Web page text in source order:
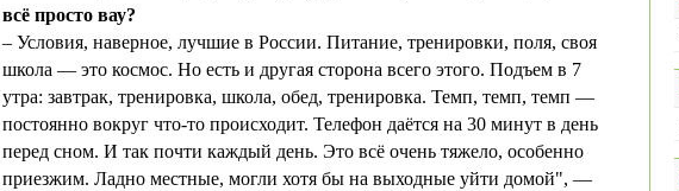
всё просто вау?
– Условия, наверное, лучшие в России. Питание, тренировки, поля, своя
школа — это космос. Но есть и другая сторона всего этого. Подъем в 7
утра: завтрак, тренировка, школа, обед, тренировка. Темп, темп, темп —
постоянно вокруг что-то происходит. Телефон даётся на 30 минут в день
перед сном. И так почти каждый день. Это всё очень тяжело, особенно
приезжим. Ладно местные, могли хотя бы на выходные уйти домой", —